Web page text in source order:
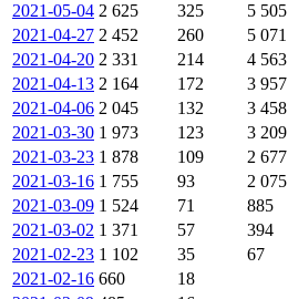
2021-05-04 2 625 325 5 505
2021-04-27 2 452 260 5 071
2021-04-20 2 331 214 4 563
2021-04-13 2 164 172 3 957
2021-04-06 2 045 132 3 458
2021-03-30 1 973 123 3 209
2021-03-23 1 878 109 2 677
2021-03-16 1 755 93 2 075
2021-03-09 1 524 71 885
2021-03-02 1 371 57 394
2021-02-23 1 102 35 67
2021-02-16 660 18